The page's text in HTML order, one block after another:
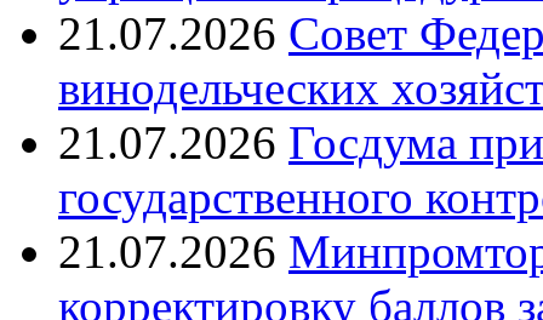
21.07.2026 Совет
винодельческих
21.07.2026 Госдума
государственного
21.07.2026
корректировку